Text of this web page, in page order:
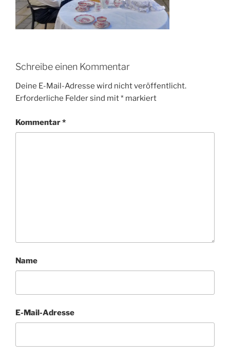
Schreibe einen Kommentar
Deine E-Mail-Adresse wird nicht veröffentlicht.
Erforderliche Felder sind mit* markiert
Kommentar*
Name
E-Mail-Adresse